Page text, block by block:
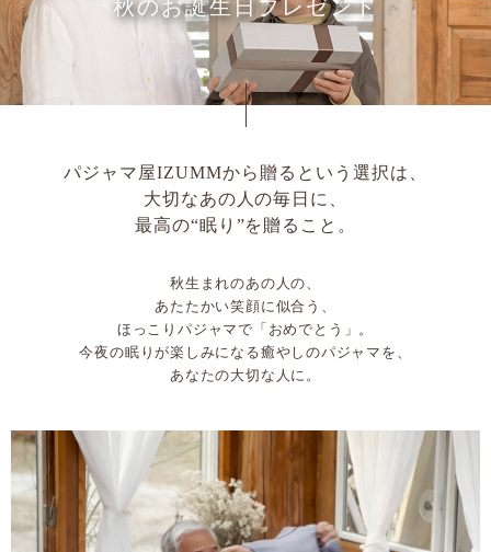
秋のお誕生日プレゼント
パジャマ屋IZUMMから贈るという選択は、
大切なあの人の毎日に、
最高の“眠り”を贈ること。
秋生まれのあの人の、
あたたかい笑顔に似合う、
ほっこりパジャマで「おめでとう」。
今夜の眠りが楽しみになる癒やしのパジャマを、
あなたの大切な人に。